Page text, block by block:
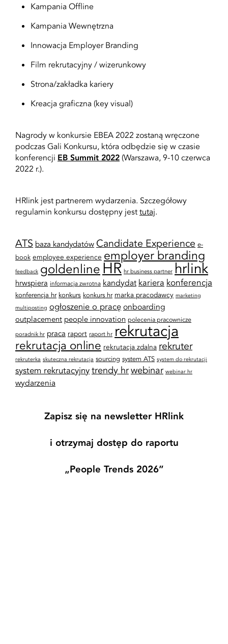
Kampania Offline
Kampania Wewnętrzna
Innowacja Employer Branding
Film rekrutacyjny / wizerunkowy
Strona/zakładka kariery
Kreacja graficzna (key visual)
Nagrody w konkursie EBEA 2022 zostaną wręczone
podczas Gali Konkursu, która odbędzie się w czasie
konferencji EB Summit 2022(Warszawa, 9-10 czerwca
2022 r.).
HRlink jest partnerem wydarzenia. Szczegółowy
regulamin konkursu dostępny jesttutaj.
ATS baza kandydatów Candidate Experience e-
book employee experience employer branding
feedback goldenline HR hr business partner hrlink
hrwspiera informacja zwrotna kandydat kariera konferencja
konferencja hr konkurs konkurs hr marka pracodawcy marketing
multiposting ogłoszenie o pracęonboarding
outplacement people innovation polecenia pracownicze
poradnik hr praca raport raport hr rekrutacja
rekrutacja online rekrutacja zdalna rekruter
rekruterka skuteczna rekrutacja sourcing system ATS system do rekrutacji
system rekrutacyjnytrendy hrwebinar webinar hr
wydarzenia
Zapisz się na newsletter HRlink
i otrzymaj dostęp do raportu
„People Trends 2026”